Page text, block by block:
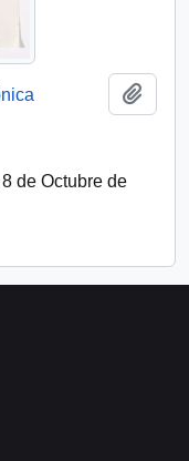
de Octubre de